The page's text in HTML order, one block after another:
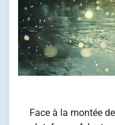
Face à la montée